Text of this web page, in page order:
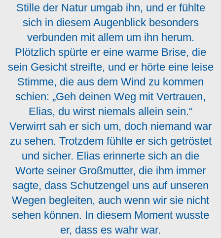
Stille der Natur umgab ihn, und er fühlte
sich in diesem Augenblick besonders
verbunden mit allem um ihn herum.
Plötzlich spürte er eine warme Brise, die
sein Gesicht streifte, und er hörte eine leise
Stimme, die aus dem Wind zu kommen
schien: „Geh deinen Weg mit Vertrauen,
Elias, du wirst niemals allein sein.“
Verwirrt sah er sich um, doch niemand war
zu sehen. Trotzdem fühlte er sich getröstet
und sicher. Elias erinnerte sich an die
Worte seiner Großmutter, die ihm immer
sagte, dass Schutzengel uns auf unseren
Wegen begleiten, auch wenn wir sie nicht
sehen können. In diesem Moment wusste
er, dass es wahr war.